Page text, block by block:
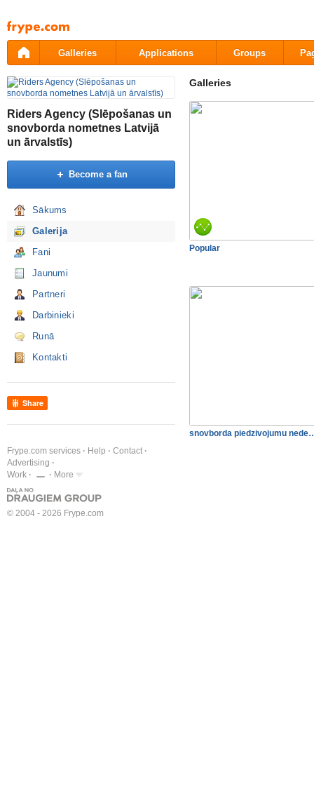
Pāriet
uz
saturu
Galleries Applications Groups
Riders Agency (Slēpošanas un
snovborda nometnes Latvijā
un ārvalstīs)
Become a fan
Sākums
Galerija
Fani
Jaunumi
Partneri
Darbinieki
Runā
Kontakti
Share
Frype.com services Help
Contact
Advertising
Work
More
© 2004 - 2026 Frype.com
Galleries
Popular
snovborda piedzivojumu